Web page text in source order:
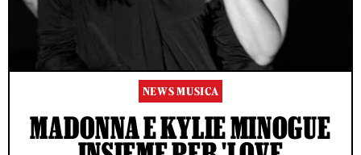
NEWS MUSICA
MADONNA E KYLIE MINOGUE